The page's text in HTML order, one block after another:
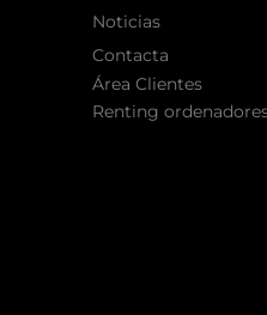
Noticias
Contacta
Área Clientes
Renting